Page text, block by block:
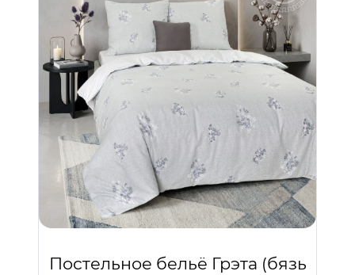
Постельное бельё Грэта (бязь